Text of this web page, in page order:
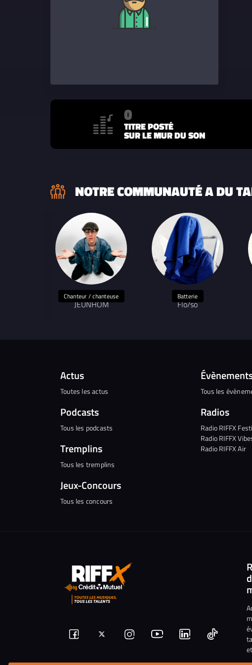
0
TITRE POSTÉ
SUR LE MUR DU SON
NOTRE COMMUNAUTÉ A DU
Chanteur / chanteuse
JEUNHOM
Batterie
Flo/so
Actus
Toutes les actus
Podcasts
Tous les podcasts
Tremplins
Tous les tremplins
Jeux-Concours
Tous les concours
Tous les
Radios
Radio RIFFX
Radio RIFFX
Radio RIFFX Air
Suivez-Suivez-
nous
Nous
Nous
rejoindre
Nous Nous